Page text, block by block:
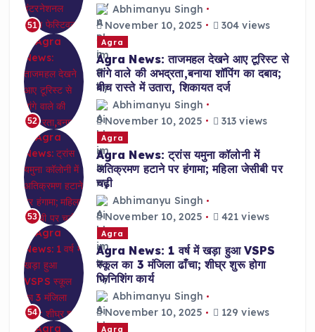
51
Abhimanyu Singh
November 10, 2025
304 views
52
Agra
Agra News: ताजमहल देखने आए टूरिस्ट से
तांगे वाले की अभद्रता,बनाया शॉपिंग का दबाव;
बीच रास्ते में उतारा, शिकायत दर्ज
Abhimanyu Singh
November 10, 2025
313 views
53
Agra
Agra News: ट्रांस यमुना कॉलोनी में
अतिक्रमण हटाने पर हंगामा; महिला जेसीबी पर
चढ़ी
Abhimanyu Singh
November 10, 2025
421 views
54
Agra
Agra News: 1 वर्ष में खड़ा हुआ VSPS
स्कूल का 3 मंजिला ढाँचा; शीघ्र शुरू होगा
फिनिशिंग कार्य
Abhimanyu Singh
November 10, 2025
129 views
Agra